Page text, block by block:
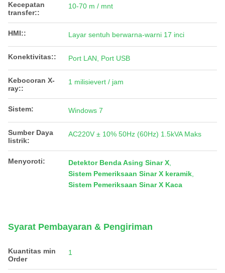
Kecepatan
transfer::
10-70 m / mnt
HMI:: Layar sentuh berwarna-warni 17 inci
Konektivitas:: Port LAN, Port USB
Kebocoran X-
ray::
1 milisievert / jam
Sistem: Windows 7
Sumber Daya
listrik:
AC220V ± 10% 50Hz (60Hz) 1.5kVA Maks
Menyoroti: Detektor Benda Asing Sinar X,
Sistem Pemeriksaan Sinar X keramik,
Sistem Pemeriksaan Sinar X Kaca
Syarat Pembayaran & Pengiriman
Kuantitas min
Order
1